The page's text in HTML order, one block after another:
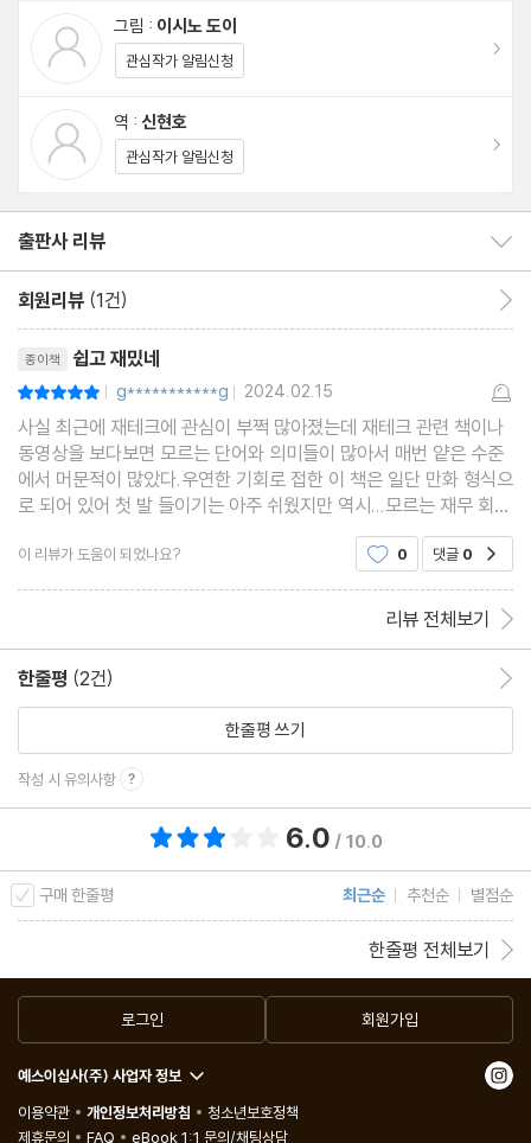
에서 손꼽히는 재무회계 전문가이자 베스트셀러 작가인 이시노 유
이치의 핵심 지식을 완전 만화화하였으며, 친절한 보충 설명으로 한
재무제표가 무엇인지에서부터 이익과 현금의 차이, 지금의 100만
기업 가치를 높이기 위한 PL(손익계산서) 접근과 BS(재무제표) 접
근까지 기본적인 재무회계 지식을 가장 알기 쉽게 설명한 입문서다!
이 책을 첫 시작으로 재무회계에 재미를 붙이면 다음 단계는 훨씬 더
Check Point 리스크는 손실이 아니다
리스크의 본질을 알아보자 | 리턴과 이자와 수익률은 같은 것 | 손에
넣는 시기에 따라 돈의 가치가 달라진다 | 미래가치와 현재가치 | 할
인율의 본질
3장 현금 확보가 시급하다!
무엇인가
4장 현금을 어떻게 창출할까?
Check Point 현금을 창출하는 방법
영업이익을 늘린다 | 비용을 줄이는 두 가지 방법 | 조달 전략은 어떻
게 세울까 | 판매비와 일반관리비를 줄인다 | 운전자본을 관리한다 |
5장 부서 갈등, 전쟁의 시작
Check Point 비사업 자산을 현금으로 전환하다
애셋 리스트럭처링 | 전체 원가계산과 직접 원가계산
6장 투자를 할 것인가, 말 것인가?
Check Point 공격적 투자의 판단 기준
언제 투자하는가 | 순현재가치(NPV)법 | 할인율은 WACC 사용 |
할인율의 적정 범위 | 내부수익률(IRR)법 | WACC와 IRR의 비교 |
7장 부채를 어디까지 상환하는가?
그림 : 이시노 도이
관심작가 알림신청
역 : 신현호
관심작가 알림신청
출판사 리뷰
회원리뷰 (1건)
종이책 쉽고 재밌네
| g***********g | 2024.02.15
사실 최근에 재테크에 관심이 부쩍 많아졌는데 재테크 관련 책이나
동영상을 보다보면 모르는 단어와 의미들이 많아서 매번 얕은 수준
에서 머문적이 많았다.우연한 기회로 접한 이 책은 일단 만화 형식으
로 되어 있어 첫 발 들이기는 아주 쉬웠지만 역시...모르는 재무 회계
용어가 많긴 많더라 그래도 걱정을 좀 덜해도 되는 것이 그런 회사
회계 부서에서만 쓰일듯한 어려운 용어들을
이 리뷰가 도움이 되었나요? 0 댓글 0
리뷰 전체보기
한줄평 (2건)
한줄평 쓰기
작성 시 유의사항
6.0 / 10.0
구매 한줄평 최근순 추천순 별점순
한줄평 전체보기
로그인 회원가입
예스이십사(주) 사업자 정보
이용약관
개인정보처리방침
청소년보호정책
제휴문의
FAQ eBook 1:1 문의/채팅상담